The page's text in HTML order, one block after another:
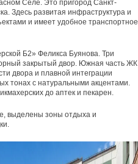
Селе. Это пригород Санкт-
Здесь развитая инфраструктура и
и имеет удобное транспортное
Б2» Феликса Буянова. Три
закрытый двор. Южная часть ЖК
двора и плавной интеграции
тонах с натуральными акцентами.
до аптек и пекарен.
выделены зоны отдыха и